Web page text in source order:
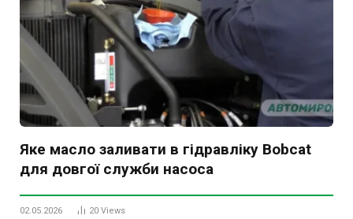
Яке масло заливати в гідравліку Bobcat
для довгої служби насоса
02.05.2026 20 Views